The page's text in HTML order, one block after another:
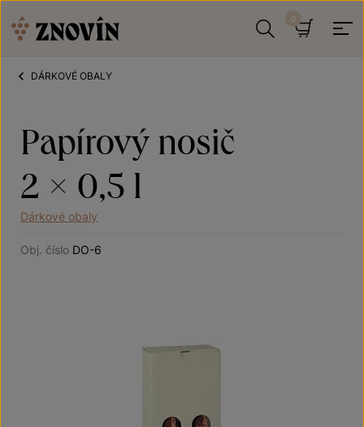
DÁRKOVÉ OBALY
Papírový nosič
2 × 0,5 l
Dárkové obaly
Obj. číslo DO-6